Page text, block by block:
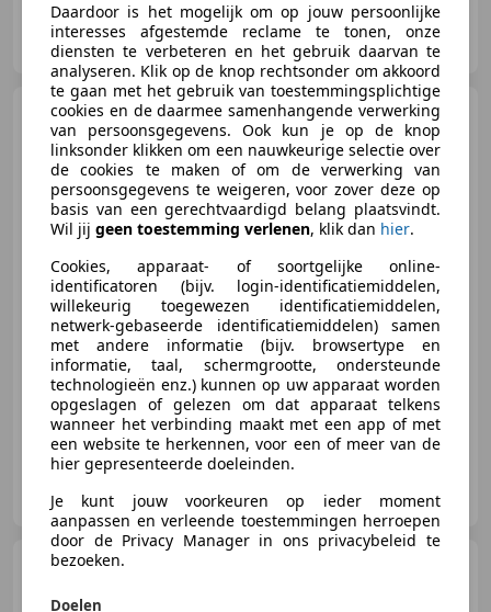
Auto Knobben
NL-7721 CJ DALFSEN
Volkswagen Tiguan 1.4
TSI eHybrid Life Led, Climat, ACC,
Pdc, LM..
€ 23.900
02/2022 120.587 km
Elektro/Benzine
180 kW (245 PK)
Auto Knobben
NL-7721 CJ DALFSEN
Daardoor is het mogelijk om op jouw persoonlijke
interesses afgestemde reclame te tonen, onze
diensten te verbeteren en het gebruik daarvan te
analyseren. Klik op de knop rechtsonder om akkoord
te gaan met het gebruik van toestemmingsplichtige
cookies en de daarmee samenhangende verwerking
van persoonsgegevens. Ook kun je op de knop
linksonder klikken om een nauwkeurige selectie over
de cookies te maken of om de verwerking van
persoonsgegevens te weigeren, voor zover deze op
basis van een gerechtvaardigd belang plaatsvindt.
Wil jij geen toestemming verlenen, klik dan hier.
Cookies, apparaat- of soortgelijke online-
identificatoren (bijv. login-identificatiemiddelen,
willekeurig toegewezen identificatiemiddelen,
netwerk-gebaseerde identificatiemiddelen) samen
met andere informatie (bijv. browsertype en
informatie, taal, schermgrootte, ondersteunde
technologieën enz.) kunnen op uw apparaat worden
opgeslagen of gelezen om dat apparaat telkens
wanneer het verbinding maakt met een app of met
een website te herkennen, voor een of meer van de
hier gepresenteerde doeleinden.
Je kunt jouw voorkeuren op ieder moment
aanpassen en verleende toestemmingen herroepen
door de Privacy Manager in ons privacybeleid te
bezoeken.
Doelen